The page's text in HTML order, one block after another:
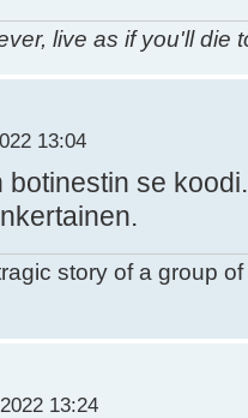
live as if you'll die
13:04
botinestin se
story of a group
13:24